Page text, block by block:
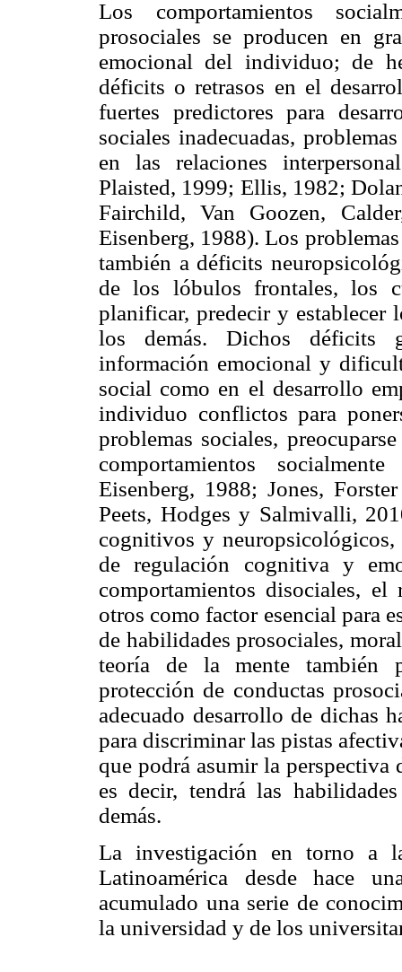
Los comportamientos
prosociales se producen en
emocional del individuo; de
déficits o retrasos en el
fuertes predictores para
sociales inadecuadas,
en las relaciones
Plaisted, 1999; Ellis, 1982;
Fairchild, Van Goozen,
Eisenberg, 1988). Los
también a déficits
de los lóbulos frontales, los
planificar, predecir y establecer
los demás. Dichos déficits
información emocional y
social como en el desarrollo
individuo conflictos para
problemas sociales,
comportamientos
Eisenberg, 1988; Jones,
Peets, Hodges y Salmivalli,
cognitivos y
de regulación cognitiva y
comportamientos disociales,
otros como factor esencial para
de habilidades prosociales,
teoría de la mente también
protección de conductas
adecuado desarrollo de dichas
para discriminar las pistas
que podrá asumir la perspectiva
es decir, tendrá las
demás.
La investigación en torno a
Latinoamérica desde hace
acumulado una serie de
la universidad y de los